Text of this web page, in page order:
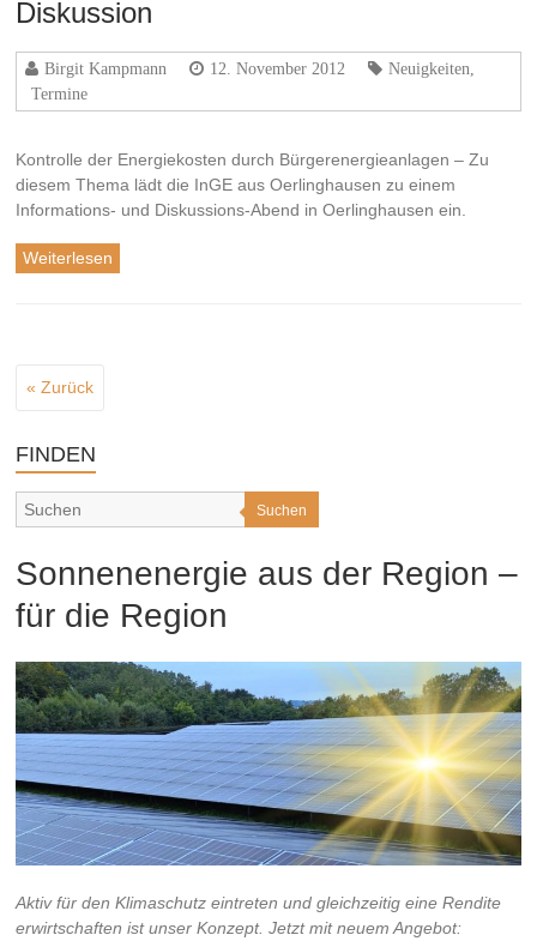
Diskussion
Birgit Kampmann 12. November 2012 Neuigkeiten
Termine
Kontrolle der Energiekosten durch Bürgerenergieanlagen – Zu
diesem Thema lädt die InGE aus Oerlinghausen zu einem
Informations- und Diskussions-Abend in Oerlinghausen ein.
Weiterlesen
« Zurück
FINDEN
Suchen
Sonnenenergie aus der Region –
für die Region
Aktiv für den Klimaschutz eintreten und gleichzeitig eine Rendite
erwirtschaften ist unser Konzept. Jetzt mit neuem Angebot: